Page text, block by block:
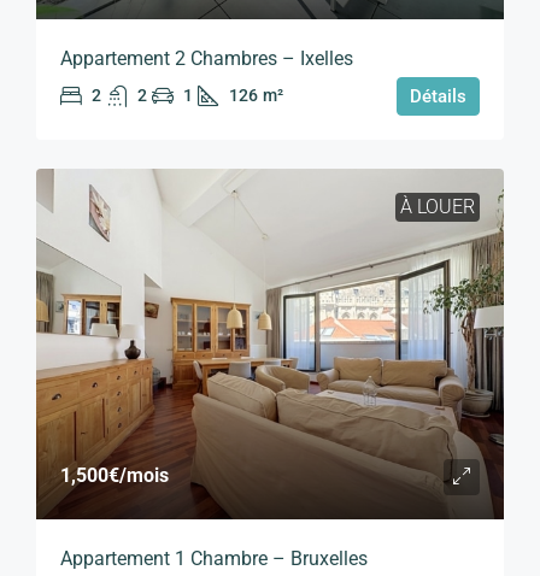
Appartement 2 Chambres – Ixelles
2 2 1 126 m² Détails
À LOUER
1,500€/mois
Appartement 1 Chambre – Bruxelles